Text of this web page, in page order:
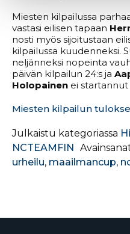
Miesten kilpailussa
vastasi eilisen tapaan
nosti myös sijoitustaan
kilpailussa kuudenneksi.
neljänneksi nopeinta
päivän kilpailun 24:s ja
Holopainen ei
Miesten kilpailun tuloks
Julkaistu kategoriassa
NCTEAMFIN
urheilu, maailmancup,